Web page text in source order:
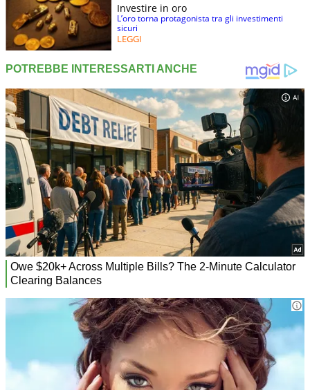
Investire in oro
L’oro torna protagonista tra gli investimenti
sicuri
LEGGI